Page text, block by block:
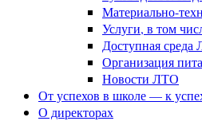
Материально-
Услуги, в том
Доступная среда
Организация
Новости ЛТО
От успехов в школе — к
О директорах